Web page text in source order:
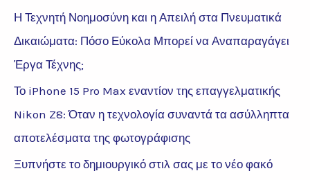
Η Τεχνητή Νοημοσύνη και η Απειλή στα Πνευματικά
Δικαιώματα: Πόσο Εύκολα Μπορεί να Αναπαραγάγει
Έργα Τέχνης;
Το iPhone 15 Pro Max εναντίον της επαγγελματικής
Nikon Z8: Όταν η τεχνολογία συναντά τα ασύλληπτα
αποτελέσματα της φωτογράφισης
Ξυπνήστε το δημιουργικό στιλ σας με το νέο φακό